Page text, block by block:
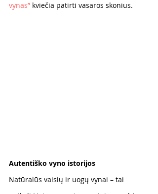
vynas” kviečia patirti vasaros skonius.
Autentiško vyno istorijos
Natūralūs vaisių ir uogų vynai – tai